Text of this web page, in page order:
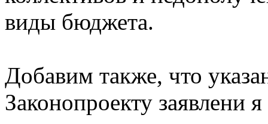
виды бюджета.
Добавим также, что
Законопроекту заявлени